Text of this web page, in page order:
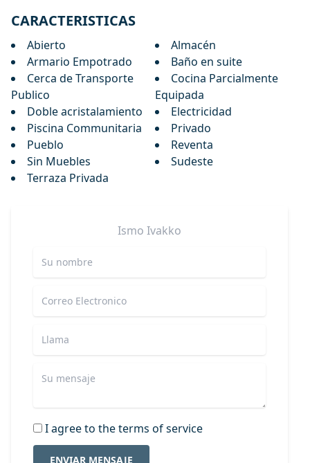
CARACTERISTICAS
Abierto
Almacén
Armario Empotrado
Baño en suite
Cerca de Transporte
Publico
Cocina Parcialmente
Equipada
Doble acristalamiento
Electricidad
Piscina Communitaria
Privado
Pueblo
Reventa
Sin Muebles
Sudeste
Terraza Privada
Ismo Ivakko
I agree to the terms of service
ENVIAR MENSAJE